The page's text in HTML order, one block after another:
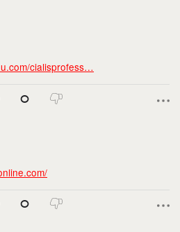
cialisprofess…
0
0